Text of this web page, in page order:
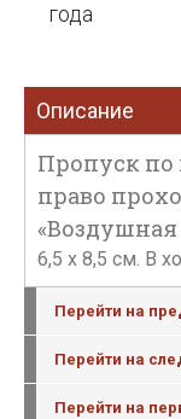
года
Описание
Пропуск по
право
«Воздушная
6,5 x 8,5 см. В
Перейти на
Перейти на
Перейти на